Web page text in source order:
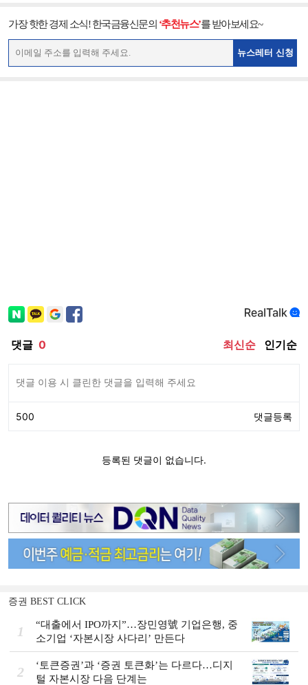
가장 핫한 경제 소식! 한국금융신문의 ‘추천뉴스’를 받아보세요~
뉴스레터 신청
증권 BEST CLICK
1
“대출에서 IPO까지”…장민영號 기업은행, 중
소기업 ‘자본시장 사다리’ 만든다
2
‘토큰증권’과 ‘증권 토큰화’는 다르다…디지
털 자본시장 다음 단계는